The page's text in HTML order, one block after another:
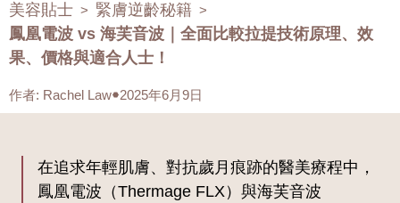
美容貼士 > 緊膚逆齡秘籍 >
鳳凰電波 vs 海芙音波｜全面比較拉提技術原理、效
果、價格與適合人士！
作者: Rachel Law 2025年6月9日
在追求年輕肌膚、對抗歲月痕跡的醫美療程中，
鳳凰電波（Thermage FLX）與海芙音波